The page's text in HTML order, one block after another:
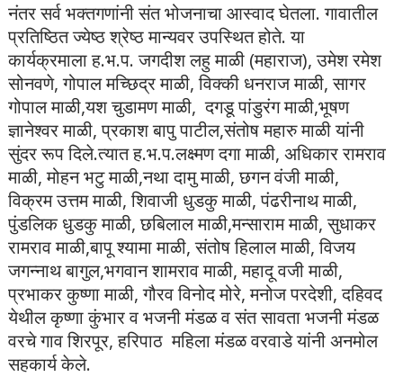
नंतर सर्व भक्तगणांनी संत भोजनाचा आस्वाद घेतला. गावातील
प्रतिष्ठित ज्येष्ठ श्रेष्ठ मान्यवर उपस्थित होते. या
कार्यक्रमाला ह.भ.प. जगदीश लहु माळी (महाराज), उमेश रमेश
सोनवणे, गोपाल मच्छिद्र माळी, विक्की धनराज माळी, सागर
गोपाल माळी,यश चुडामण माळी, दगडू पांडुरंग माळी,भूषण
ज्ञानेश्वर माळी, प्रकाश बापु पाटील,संतोष महारु माळी यांनी
सुंदर रूप दिले.त्यात ह.भ.प.लक्ष्मण दगा माळी, अधिकार रामराव
माळी, मोहन भटु माळी,नथा दामु माळी, छगन वंजी माळी,
विक्रम उत्तम माळी, शिवाजी धुडकु माळी, पंढरीनाथ माळी,
पुंडलिक धुडकु माळी, छबिलाल माळी,मन्साराम माळी, सुधाकर
रामराव माळी,बापू श्यामा माळी, संतोष हिलाल माळी, विजय
जगन्नाथ बागुल,भगवान शामराव माळी, महादू वजी माळी,
प्रभाकर कुष्णा माळी, गौरव विनोद मोरे, मनोज परदेशी, दहिवद
येथील कृष्णा कुंभार व भजनी मंडळ व संत सावता भजनी मंडळ
वरचे गाव शिरपूर, हरिपाठ महिला मंडळ वरवाडे यांनी अनमोल
सहकार्य केले.